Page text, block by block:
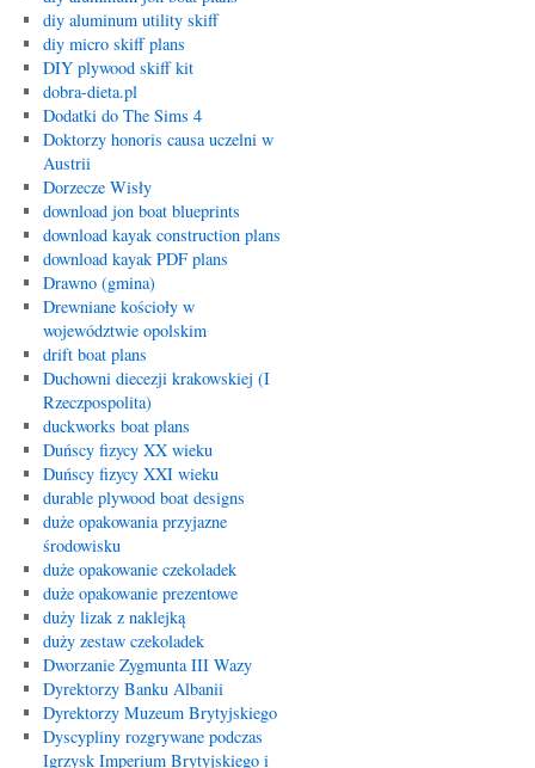
diy aluminum utility skiff
diy micro skiff plans
DIY plywood skiff kit
dobra-dieta.pl
Dodatki do The Sims 4
Doktorzy honoris causa uczelni w
Austrii
Dorzecze Wisły
download jon boat blueprints
download kayak construction plans
download kayak PDF plans
Drawno (gmina)
Drewniane kościoły w
województwie opolskim
drift boat plans
Duchowni diecezji krakowskiej (I
Rzeczpospolita)
duckworks boat plans
Duńscy fizycy XX wieku
Duńscy fizycy XXI wieku
durable plywood boat designs
duże opakowania przyjazne
środowisku
duże opakowanie czekoladek
duże opakowanie prezentowe
duży lizak z naklejką
duży zestaw czekoladek
Dworzanie Zygmunta III Wazy
Dyrektorzy Banku Albanii
Dyrektorzy Muzeum Brytyjskiego
Dyscypliny rozgrywane podczas
Igrzysk Imperium Brytyjskiego i